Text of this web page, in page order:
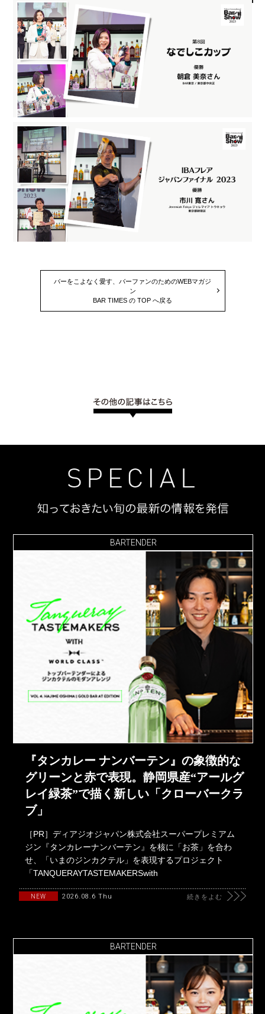
バーをこよなく愛す、バーファンのためのWEBマガジ
ン
BAR TIMES の TOP へ戻る
BARTENDER
『タンカレー ナンバーテン』の象徴的な
グリーンと赤で表現。静岡県産“アールグ
レイ緑茶”で描く新しい「クローバークラ
ブ」
［PR］ディアジオジャパン株式会社スーパープレミアム
ジン『タンカレーナンバーテン』を核に「お茶」を合わ
せ、「いまのジンカクテル」を表現するプロジェクト
「TANQUERAYTASTEMAKERSwith
NEW 2026.08.6 Thu 続きをよむ
BARTENDER